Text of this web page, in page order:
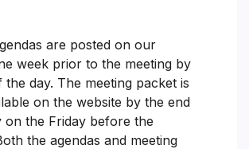
are posted on our
week prior to the meeting by
the day. The meeting packet is
on the website by the end
on the Friday before the
the agendas and meeting